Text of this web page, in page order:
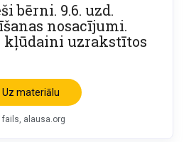
bērni. 9.6. uzd.
nosacījumi.
kļūdaini uzrakstītos
Uz materiālu
fails, alausa.org